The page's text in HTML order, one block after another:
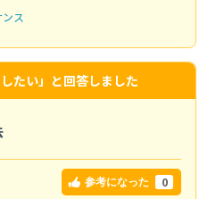
ス
たい」と回答しました
参考になった 0